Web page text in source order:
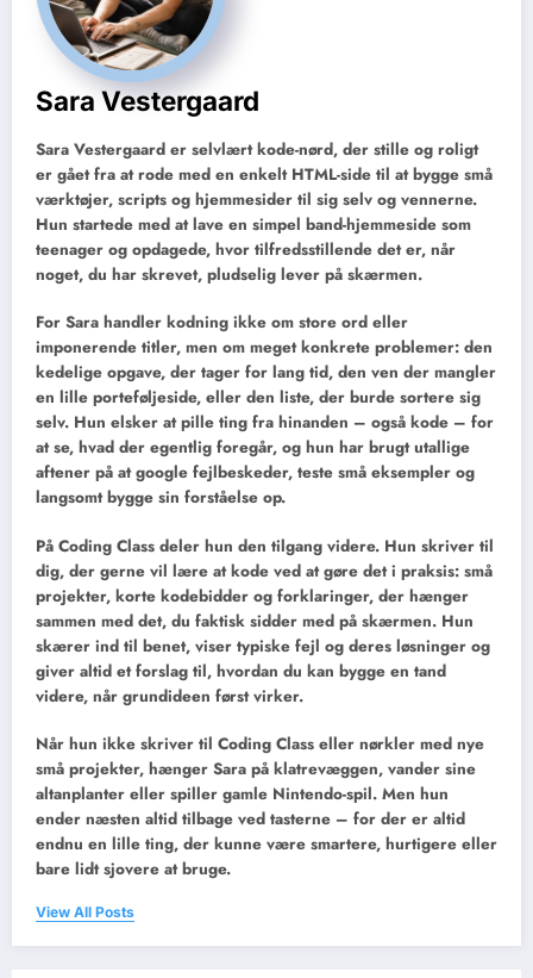
Sara Vestergaard
Sara Vestergaard er selvlært kode-nørd, der stille og roligt
er gået fra at rode med en enkelt HTML-side til at bygge små
værktøjer, scripts og hjemmesider til sig selv og vennerne.
Hun startede med at lave en simpel band-hjemmeside som
teenager og opdagede, hvor tilfredsstillende det er, når
noget, du har skrevet, pludselig lever på skærmen.
For Sara handler kodning ikke om store ord eller
imponerende titler, men om meget konkrete problemer: den
kedelige opgave, der tager for lang tid, den ven der mangler
en lille porteføljeside, eller den liste, der burde sortere sig
selv. Hun elsker at pille ting fra hinanden – også kode – for
at se, hvad der egentlig foregår, og hun har brugt utallige
aftener på at google fejlbeskeder, teste små eksempler og
langsomt bygge sin forståelse op.
På Coding Class deler hun den tilgang videre. Hun skriver til
dig, der gerne vil lære at kode ved at gøre det i praksis: små
projekter, korte kodebidder og forklaringer, der hænger
sammen med det, du faktisk sidder med på skærmen. Hun
skærer ind til benet, viser typiske fejl og deres løsninger og
giver altid et forslag til, hvordan du kan bygge en tand
videre, når grundideen først virker.
Når hun ikke skriver til Coding Class eller nørkler med nye
små projekter, hænger Sara på klatrevæggen, vander sine
altanplanter eller spiller gamle Nintendo-spil. Men hun
ender næsten altid tilbage ved tasterne – for der er altid
endnu en lille ting, der kunne være smartere, hurtigere eller
bare lidt sjovere at bruge.
View All Posts